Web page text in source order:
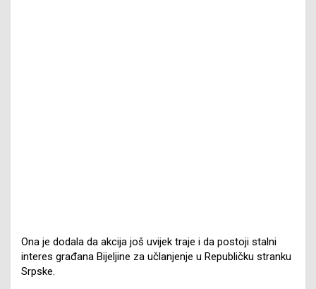
Ona je dodala da akcija još uvijek traje i da postoji stalni
interes građana Bijeljine za učlanjenje u Republičku stranku
Srpske.